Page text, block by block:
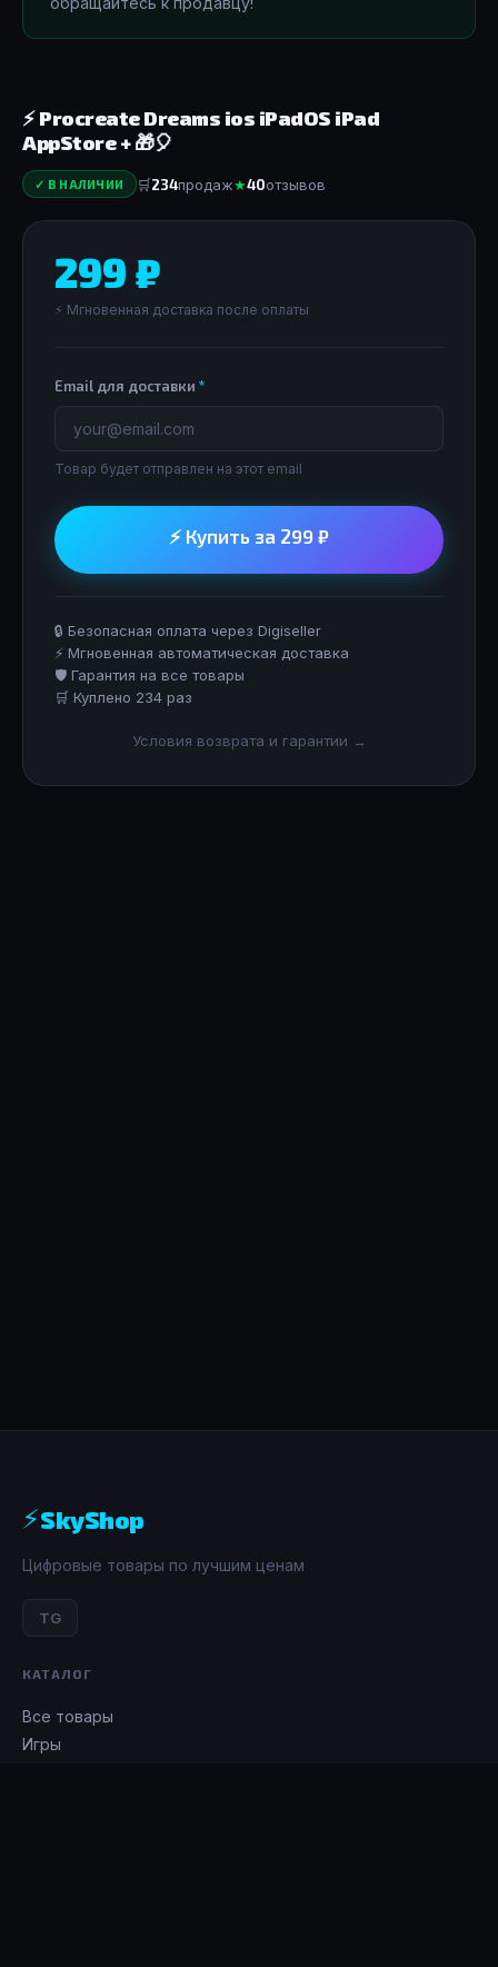
⚡️ Procreate Dreams ios iPadOS iPad
AppStore + 🎁🎈
✓ В НАЛИЧИИ 🛒234продаж★40отзывов
299 ₽
⚡ Мгновенная доставка после оплаты
Email для доставки
Товар будет отправлен на этот email
⚡ Купить за 299 ₽
🔒 Безопасная оплата через Digiseller
⚡ Мгновенная автоматическая доставка
🛡 Гарантия на все товары
🛒 Куплено 234 раз
Условия возврата и гарантии →
⚡SkyShop
Цифровые товары по лучшим ценам
TG
КАТАЛОГ
Все товары
Игры